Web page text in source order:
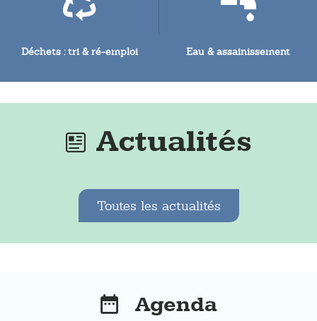
Déchets : tri & ré-emploi Eau & assainissement
Actualités
Toutes les actualités
Agenda